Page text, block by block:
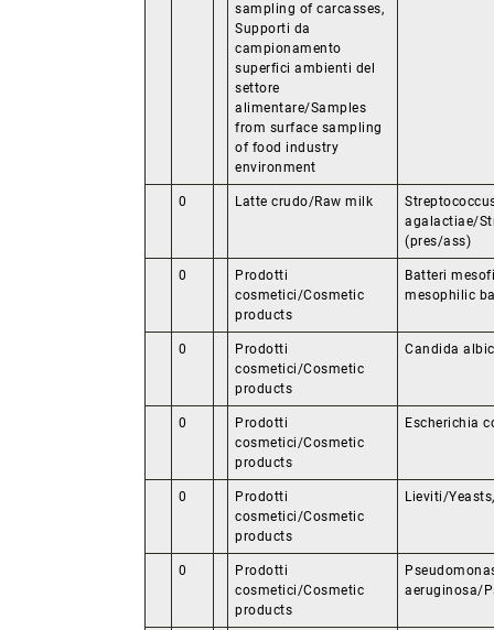
sampling of carcasses,
Supporti da
campionamento
superfici ambienti del
settore
alimentare/Samples
from surface sampling
of food industry
environment
0 Latte crudo/Raw milk
agalactiae/
(pres/ass)
0
Prodotti
cosmetici/Cosmetic
products
Batteri
mesophilic
0
Prodotti
cosmetici/Cosmetic
products
Candida
0
Prodotti
cosmetici/Cosmetic
products
Escherichia
0
Prodotti
cosmetici/Cosmetic
products
Lieviti/
0
Prodotti
cosmetici/Cosmetic
products
aeruginosa/